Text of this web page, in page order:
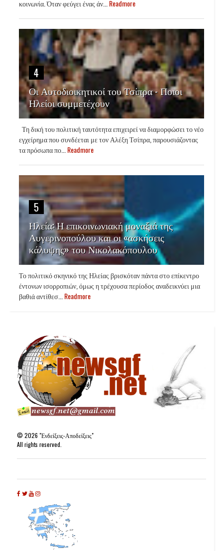
κοινωνία. Όταν φεύγει ένας άν...Readmore
4
Οι Αυτοδιοικητικοί του Τσίπρα - Ποιοι
Ηλείοι συμμετέχουν
Τη δική του πολιτική ταυτότητα επιχειρεί να διαμορφώσει το νέο
εγχείρημα που συνδέεται με τον Αλέξη Τσίπρα, παρουσιάζοντας
τα πρόσωπα πο...Readmore
5
Ηλεία: Η επικοινωνιακή μοναξιά της
Αυγερινοπούλου και οι «ασκήσεις
κάλυψης» του Νικολακόπουλου
Το πολιτικό σκηνικό της Ηλείας βρισκόταν πάντα στο επίκεντρο
έντονων ισορροπιών, όμως η τρέχουσα περίοδος αναδεικνύει μια
βαθιά αντίθεσ...Readmore
©2026 "Ενδείξεις-Αποδείξεις"
All rights reserved.